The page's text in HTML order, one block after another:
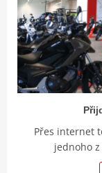
Přes internet
jednoho